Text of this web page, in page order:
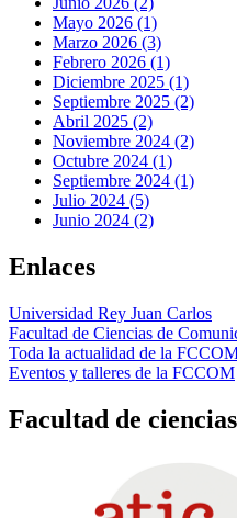
Mayo 2026 (1)
Marzo 2026 (3)
Febrero 2026 (1)
Diciembre 2025 (1)
Septiembre 2025 (2)
Abril 2025 (2)
Noviembre 2024 (2)
Octubre 2024 (1)
Septiembre 2024 (1)
Julio 2024 (5)
Junio 2024 (2)
Enlaces
Universidad Rey Juan Carlos
Facultad de Ciencias de
Toda la actualidad de la
Eventos y talleres de la FCCOM
Facultad de